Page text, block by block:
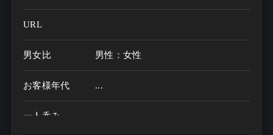
URL
男女比 男性：女性
お客様年代 ...
一人呑み